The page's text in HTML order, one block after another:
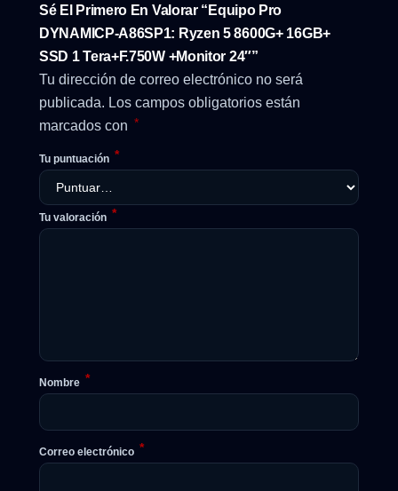
Sé El Primero En Valorar “Equipo Pro
DYNAMICP-A86SP1: Ryzen 5 8600G+ 16GB+
SSD 1 Tera+F.750W +Monitor 24″”
Tu dirección de correo electrónico no será
publicada. Los campos obligatorios están
marcados con *
Tu puntuación *
Tu valoración *
Nombre *
Correo electrónico *